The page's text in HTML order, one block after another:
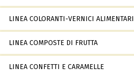
LINEA COLORANTI-VERNICI ALIMENTARI
LINEA COMPOSTE DI FRUTTA
LINEA CONFETTI E CARAMELLE